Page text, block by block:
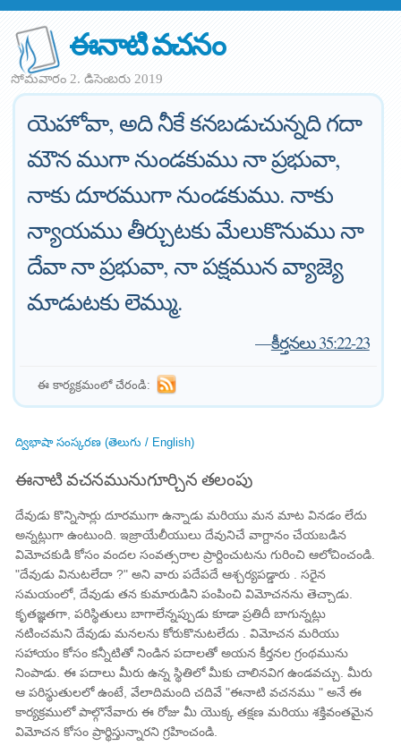
ఈనాటి వచనం
సోమవారం 2. డిసెంబరు 2019
యెహోవా, అది నీకే కనబడుచున్నది గదా
మౌన ముగా నుండకుము నా ప్రభువా,
నాకు దూరముగా నుండకుము. నాకు
న్యాయము తీర్చుటకు మేలుకొనుము నా
దేవా నా ప్రభువా, నా పక్షమున వ్యాజ్యె
మాడుటకు లెమ్ము.
—కీర్తనలు 35:22-23
ఈ కార్యక్రమంలో చేరండి:
ద్విభాషా సంస్కరణ (తెలుగు / English)
ఈనాటి వచనమునుగూర్చిన తలంపు
దేవుడు కొన్నిసార్లు దూరముగా ఉన్నాడు మరియు మన మాట వినడం లేదు
అన్నట్లుగా ఉంటుంది. ఇజ్రాయేలీయులు దేవునిచే వాగ్దానం చేయబడిన
విమోచకుడి కోసం వందల సంవత్సరాల ప్రార్దించుటను గురించి ఆలోచించండి.
"దేవుడు వినుటలేదా ?" అని వారు పదేపదే ఆశ్చర్యపడ్డారు . సరైన
సమయంలో, దేవుడు తన కుమారుడిని పంపించి విమోచనను తెచ్చాడు.
కృతజ్ఞతగా, పరిస్థితులు బాగాలేన్నప్పుడు కూడా ప్రతిదీ బాగున్నట్లు
నటించమని దేవుడు మనలను కోరుకొనుటలేదు . విమోచన మరియు
సహాయం కోసం కన్నీటితో నిండిన పదాలతో అయన కీర్తనల గ్రంథమును
నింపాడు. ఈ పదాలు మీరు ఉన్న స్థితిలో మీకు చాలినవిగ ఉండవచ్చు. మీరు
ఆ పరిస్థుతులలో ఉంటే, వేలాదిమంది చదివే "ఈనాటి వచనము " అనే ఈ
కార్యక్రములో పాల్గొనేవారు ఈ రోజు మీ యొక్క తక్షణ మరియు శక్తివంతమైన
విమోచన కోసం ప్రార్థిస్తున్నారని గ్రహించండి.